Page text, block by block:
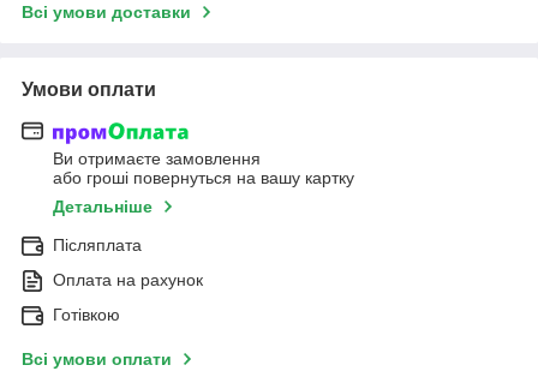
Всі умови доставки
Умови оплати
Ви отримаєте замовлення
або гроші повернуться на вашу картку
Детальніше
Післяплата
Оплата на рахунок
Готівкою
Всі умови оплати